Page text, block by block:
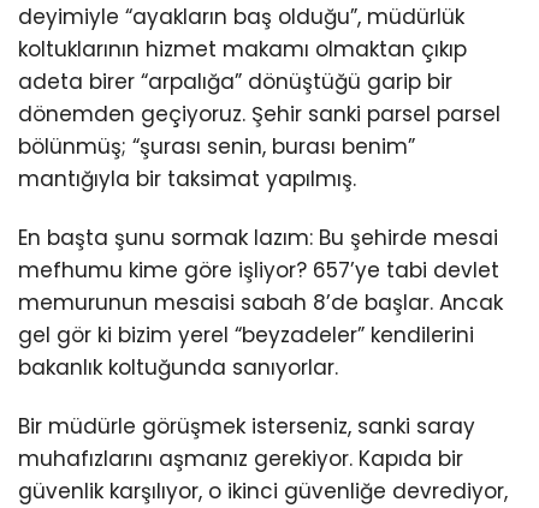
WhatsApp
İhbar Hattı
SPOR
KÜLTÜR/SANAT
deyimiyle “ayakların baş olduğu”, müdürlük
koltuklarının hizmet makamı olmaktan çıkıp
adeta birer “arpalığa” dönüştüğü garip bir
dönemden geçiyoruz. Şehir sanki parsel parsel
bölünmüş; “şurası senin, burası benim”
mantığıyla bir taksimat yapılmış.
En başta şunu sormak lazım: Bu şehirde mesai
mefhumu kime göre işliyor? 657’ye tabi devlet
memurunun mesaisi sabah 8’de başlar. Ancak
gel gör ki bizim yerel “beyzadeler” kendilerini
bakanlık koltuğunda sanıyorlar.
Bir müdürle görüşmek isterseniz, sanki saray
muhafızlarını aşmanız gerekiyor. Kapıda bir
güvenlik karşılıyor, o ikinci güvenliğe devrediyor,